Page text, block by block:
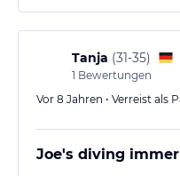
schwierigen Einstiege
teilweise sehr wellig,
Gehbehinderte).…
Tanja (31-35)
1 Bewertungen
Vor 8 Jahren • Verreist als
Joe's diving